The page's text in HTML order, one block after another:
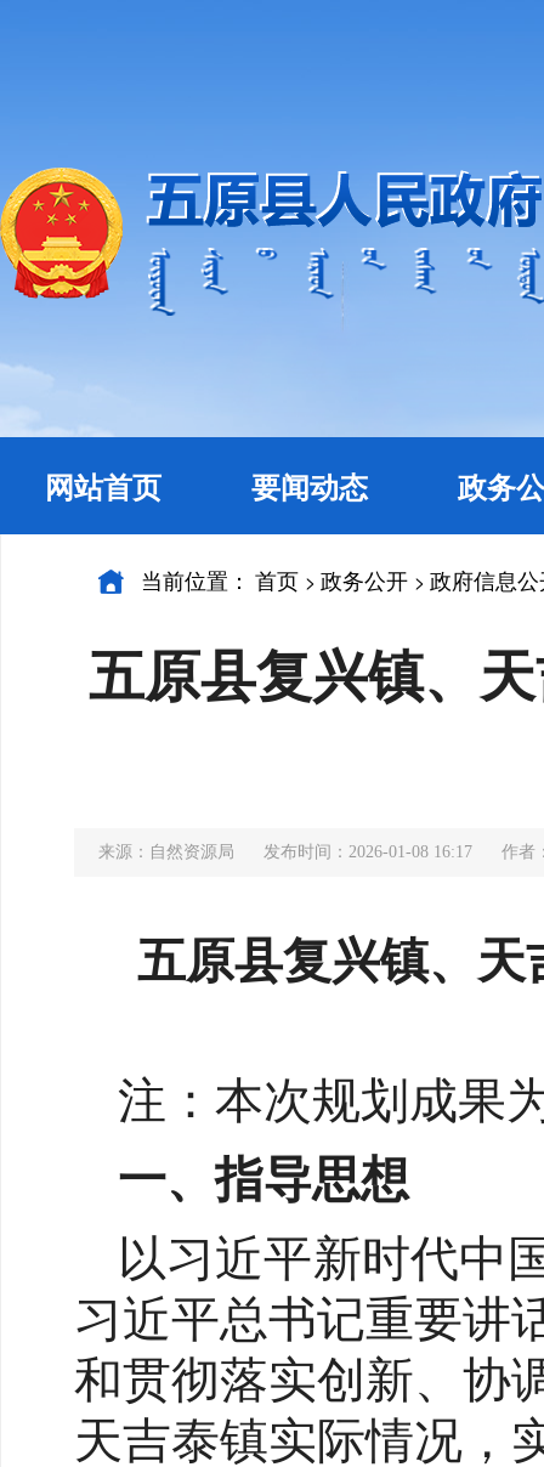
网站首页 要闻动态 政务
当前位置： 首页 > 政务公开 > 政府信息
五原县复兴镇、
来源：自然资源局 发布时间：2026-01-08 16:17 作者
五原县复兴镇、天
注：本次规划成果
一、指导思想
以习近平新时代中
习近平总书记重要讲
和贯彻落实创新、协
天吉泰镇实际情况，